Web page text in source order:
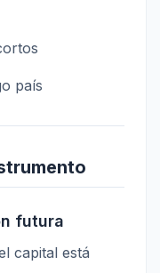
país
futura
capital está